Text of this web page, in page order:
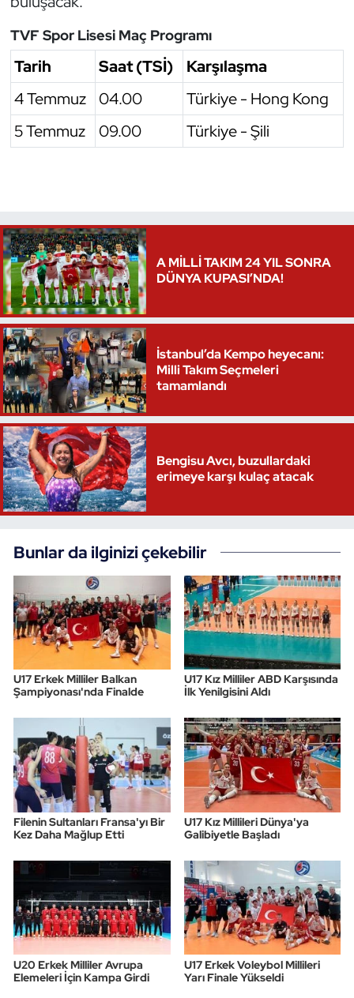
TVF Spor Lisesi Maç Programı
Tarih Saat (TSİ)
Karşılaşma
4 Temmuz
04.00
Türkiye - Hong Kong
5 Temmuz
09.00 Türkiye - Şili
A MİLLİ TAKIM 24 YIL SONRA
DÜNYA KUPASI’NDA!
İstanbul’da Kempo heyecanı:
Milli Takım Seçmeleri
tamamlandı
Bengisu Avcı, buzullardaki
erimeye karşı kulaç atacak
Bunlar da ilginizi çekebilir
U17 Erkek Milliler Balkan
Şampiyonası'nda Finalde
U17 Kız Milliler ABD Karşısında
İlk Yenilgisini Aldı
Filenin Sultanları Fransa'yı Bir
Kez Daha Mağlup Etti
U17 Kız Millileri Dünya'ya
Galibiyetle Başladı
U20 Erkek Milliler Avrupa
Elemeleri İçin Kampa Girdi
U17 Erkek Voleybol Millileri
Yarı Finale Yükseldi
Özel Sporcular
Paralimpik
Ragbi
Su Topu
Sualtı Sporları
Tekvando
Tenis
Triatlon
Voleybol
Vücut Geliştirme Fitness
Wushu Kungfu
Yelken
Yüzme